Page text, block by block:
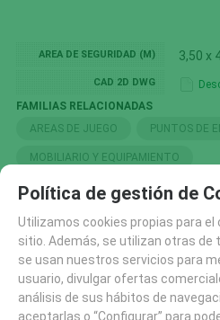
AREA DE SEGURIDAD (M) 3,50 x
CAD 2D DWG
FAMILIAS RELACIONADAS
AREAS DE JUEGO
PUNTOS DE
MOBILIARIO Y EQUIPAMIENTO
BÚSQUEDA POR ETIQUETAS
FHS DESCATALOGADOS 2026
SOLICITAR MÁS INFO
Política de gestión de
Utilizamos cookies propias para
sitio. Además, se utilizan otras de
se usan nuestros servicios para
usuario, divulgar ofertas
análisis de sus hábitos de
aceptarlas o “Configurar” para